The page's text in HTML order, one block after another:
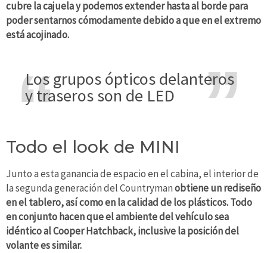
cubre la cajuela y podemos extender hasta al borde para
poder sentarnos cómodamente debido a que en el extremo
está acojinado.
Los grupos ópticos delanteros
y traseros son de LED
Todo el look de MINI
Junto a esta ganancia de espacio en el cabina, el interior de
la segunda generación del Countrymanobtiene un rediseño
en el tablero, así como en la calidad de los plásticos. Todo
en conjunto hacen que el ambiente del vehículo sea
idéntico al Cooper Hatchback, inclusive la posición del
volante es similar.